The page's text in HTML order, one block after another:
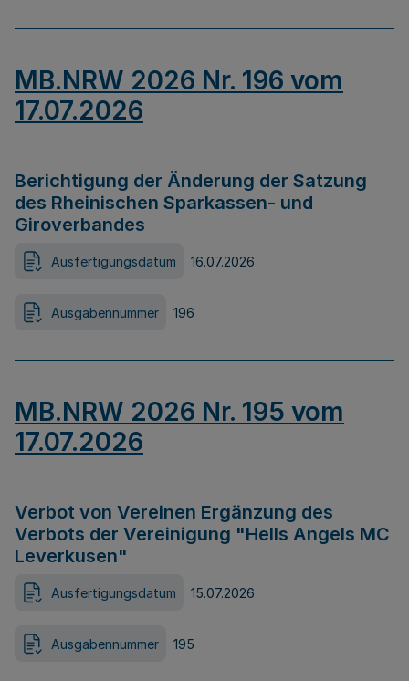
MB.NRW 2026 Nr. 196 vom
17.07.2026
Berichtigung der Änderung der Satzung
des Rheinischen Sparkassen- und
Giroverbandes
Ausfertigungsdatum 16.07.2026
Ausgabennummer 196
MB.NRW 2026 Nr. 195 vom
17.07.2026
Verbot von Vereinen Ergänzung des
Verbots der Vereinigung "Hells Angels MC
Leverkusen"
Ausfertigungsdatum 15.07.2026
Ausgabennummer 195